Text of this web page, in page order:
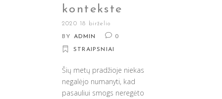
kontekste
2020 18 birželio
BY ADMIN 0
STRAIPSNIAI
Šių metų pradžioje niekas
negalėjo numanyti, kad
pasauliui smogs neregėto